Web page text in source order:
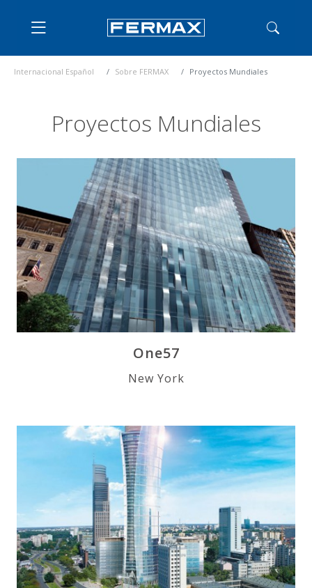
Internacional Español Sobre FERMAX Proyectos Mundiales
Proyectos Mundiales
One57
New York